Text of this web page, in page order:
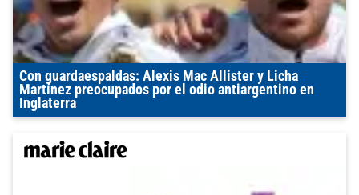
Con guardaespaldas: Alexis Mac Allister y Licha
Martínez preocupados por el odio antiargentino en
Inglaterra